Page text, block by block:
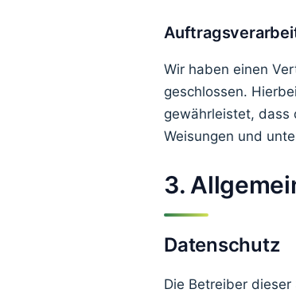
Wir haben einen
geschlossen.
gewährleistet, dass
Weisungen und
3.
Datenschutz
Die Betreiber